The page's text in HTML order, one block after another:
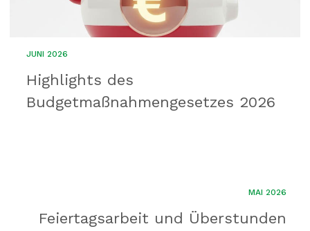
JUNI 2026
Highlights des
Budgetmaßnahmen​­gesetzes 2026
MAI 2026
Feiertagsarbeit und Überstunden